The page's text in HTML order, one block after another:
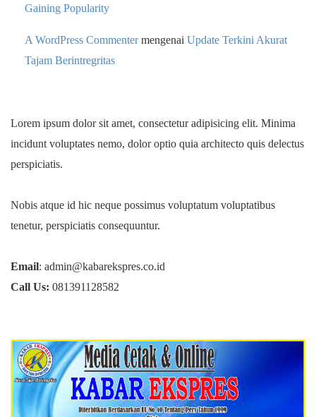
Gaining Popularity
A WordPress Commentermengenai Update Terkini Akurat
Tajam Berintregritas
Lorem ipsum dolor sit amet, consectetur adipisicing elit. Minima
incidunt voluptates nemo, dolor optio quia architecto quis delectus
perspiciatis.
Nobis atque id hic neque possimus voluptatum voluptatibus
tenetur, perspiciatis consequuntur.
Email: admin@kabarekspres.co.id
Call Us: 081391128582